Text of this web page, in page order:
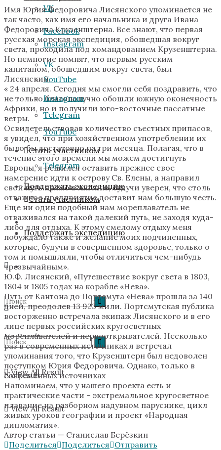
VK
Instagram
YouTube
Telegram
Стать участником
Поддержать экспедицию
No Result
View All Result
Facebook
VK
Instagram
YouTube
Telegram
Стать участником
Поддержать экспедицию
No Result
View All Result
Имя Юрия Федоровича Лисянского упоминается не
так часто, как имя его начальника и друга Ивана
Федоровича Крузенштерна. Все знают, что первая
русская морская экспедиция, обошедшая вокруг
света, проходила под командованием Крузенштерна.
Но немногие помнят, что первым русским
капитаном, обошедшим вокруг света, был
Лисянский.
« 24 апреля. Сегодня мы смогли себя поздравить, что
не только благополучно обошли южную оконечность
Африки, но и получили юго-восточные пассатные
ветры.
Освидетельствовав количество съестных припасов,
я увидел, что при хозяйственном употреблении их
было бы достаточно на три месяца. Полагая, что в
течение этого времени мы можем достигнуть
Европы, я решился оставить прежнее свое
намерение идти к острову Св. Елены, а направил
свой путь прямо в Англию, будучи уверен, что столь
отважное предприятие доставит нам большую честь.
Еще ни один подобный нам мореплаватель не
отваживался на такой далекий путь, не заходя куда-
либо для отдыха. К этому смелому отдыху меня
побуждало также и желание моих подчиненных,
которые, будучи в совершенном здоровье, только о
том и помышляли, чтобы отличиться чем-нибудь
чрезвычайным».
Ю.Ф. Лисянский, «Путешествие вокруг света в 1803,
1804 и 1805 годах на корабле «Нева».
Путь от Кантона до Портсмута «Нева» прошла за 140
дней, преодолев 13 923 мили. Портсмутская публика
восторженно встречала экипаж Лисянского и в его
лице первых российских кругосветных
мореплавателей и первооткрывателей. Несколько
раз в современных источниках я встречал
упоминания того, что Крузенштерн был недоволен
поступком Юрия Федоровича. Однако, только в
современных источниках
Напоминаем, что у нашего проекта есть и
практические части – экстремальное кругосветное
плавание на разборном надувном паруснике, цикл
живых уроков географии и проект «Народная
дипломатия».
Автор статьи — Станислав Берёзкин
Поделиться Поделиться Отправить